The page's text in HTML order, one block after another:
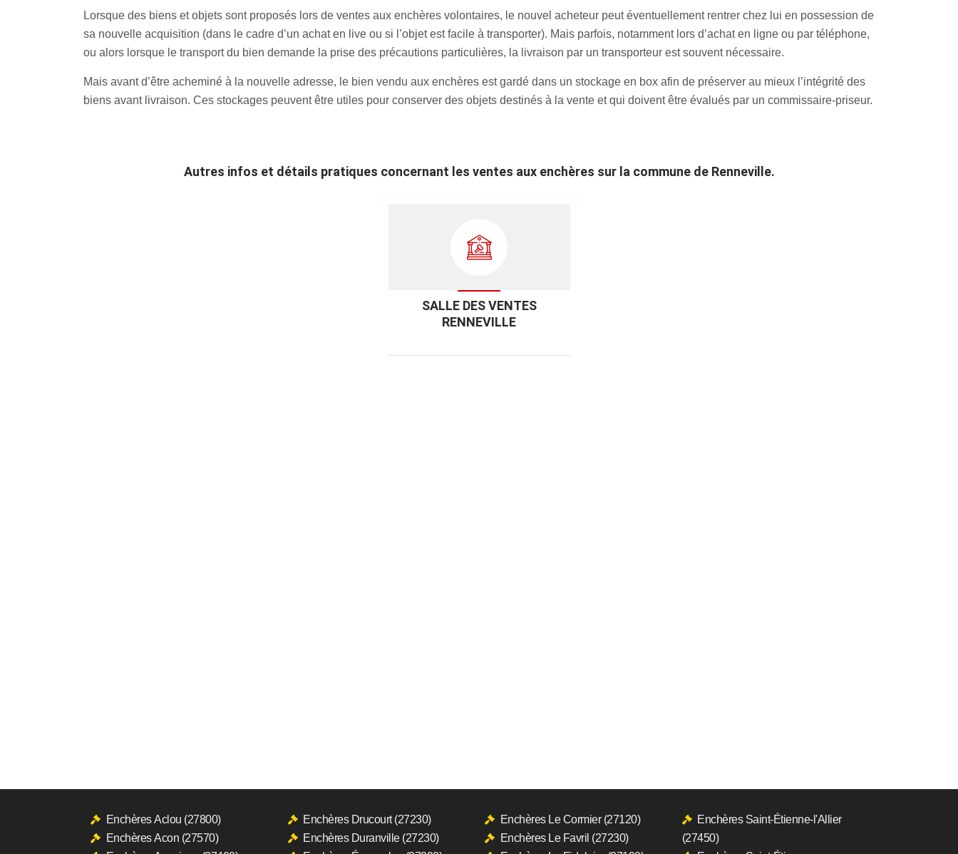
Lorsque des biens et objets sont proposés lors de ventes aux enchères volontaires, le nouvel acheteur peut éventuellement rentrer chez lui en possession de
sa nouvelle acquisition (dans le cadre d’un achat en live ou si l’objet est facile à transporter). Mais parfois, notamment lors d’achat en ligne ou par téléphone,
ou alors lorsque le transport du bien demande la prise des précautions particulières, la livraison par un transporteur est souvent nécessaire.
Mais avant d’être acheminé à la nouvelle adresse, le bien vendu aux enchères est gardé dans un stockage en box afin de préserver au mieux l’intégrité des
biens avant livraison. Ces stockages peuvent être utiles pour conserver des objets destinés à la vente et qui doivent être évalués par un commissaire-priseur.
Autres infos et détails pratiques concernant les ventes aux enchères sur la commune de Renneville.
SALLE DES VENTES
RENNEVILLE
Enchères Aclou (27800)
Enchères Acon (27570)
Enchères Drucourt (27230)
Enchères Duranville (27230)
Enchères Le Cormier (27120)
Enchères Le Favril (27230)
Enchères Saint-Étienne-l'Allier
(27450)